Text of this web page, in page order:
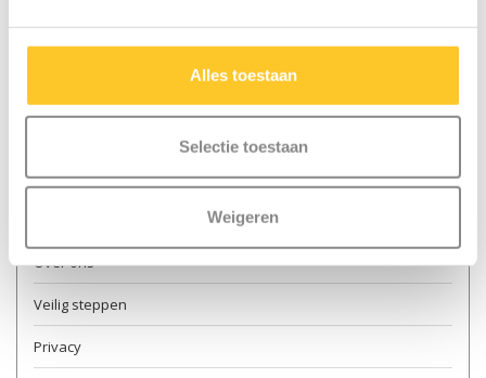
Alles toestaan
Selectie toestaan
Weigeren
Contact & openingstijden
Retourneren
Over ons
Veilig steppen
Privacy